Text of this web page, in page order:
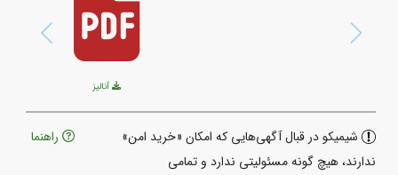
آنالیز
شیمیکو در قبال آگهی‌هایی که امکان «خرید امن»
ندارند، هیچ گونه مسئولیتی ندارد و تمامی
راهنما